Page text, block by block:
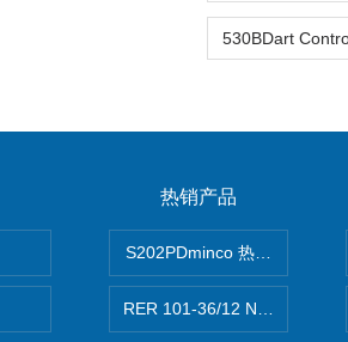
热销产品
S202PDminco 热电阻
RER 101-36/12 NHH离心